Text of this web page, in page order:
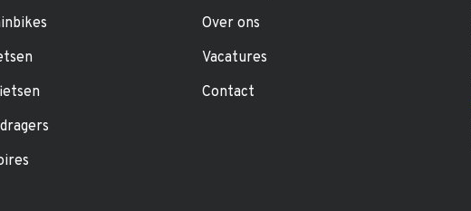
Over ons
Vacatures
Contact